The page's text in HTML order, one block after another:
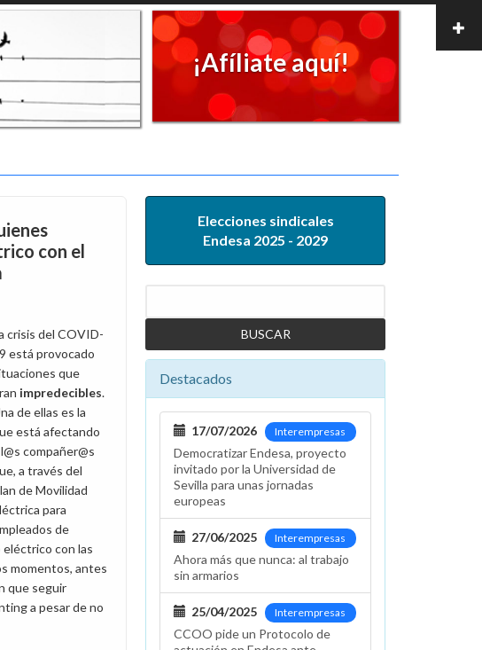
¡Afíliate aquí!
con el
crisis del COVID-
está provocado
que
impredecibles.
de ellas es la
está afectando
compañer@s
a través del
de Movilidad
para
de
con las
momentos, antes
que seguir
a pesar de no
Elecciones sindicales
Endesa 2025 - 2029
Destacados
Interempresas
17/07/2026
Democratizar Endesa, proyecto
invitado por la Universidad de
Sevilla para unas jornadas
europeas
Interempresas
27/06/2025
Ahora más que nunca: al trabajo
sin armarios
Interempresas
25/04/2025
CCOO pide un Protocolo de